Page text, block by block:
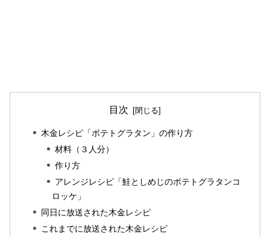
目次
木金レシピ「ポテトグラタン」の作り方
材料（３人分）
作り方
アレンジレシピ「鮭としめじのポテトグラタンコ
ロッケ」
同日に放送された木金レシピ
これまでに放送された木金レシピ